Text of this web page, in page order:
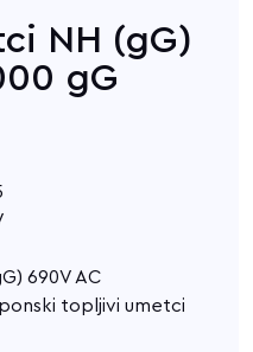
NH (gG)
gG
690V AC
topljivi umetci